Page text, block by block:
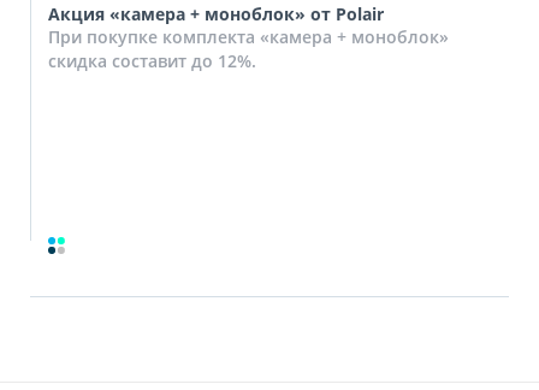
Акция «камера + моноблок» от Polair
При покупке комплекта «камера + моноблок»
скидка составит до 12%.